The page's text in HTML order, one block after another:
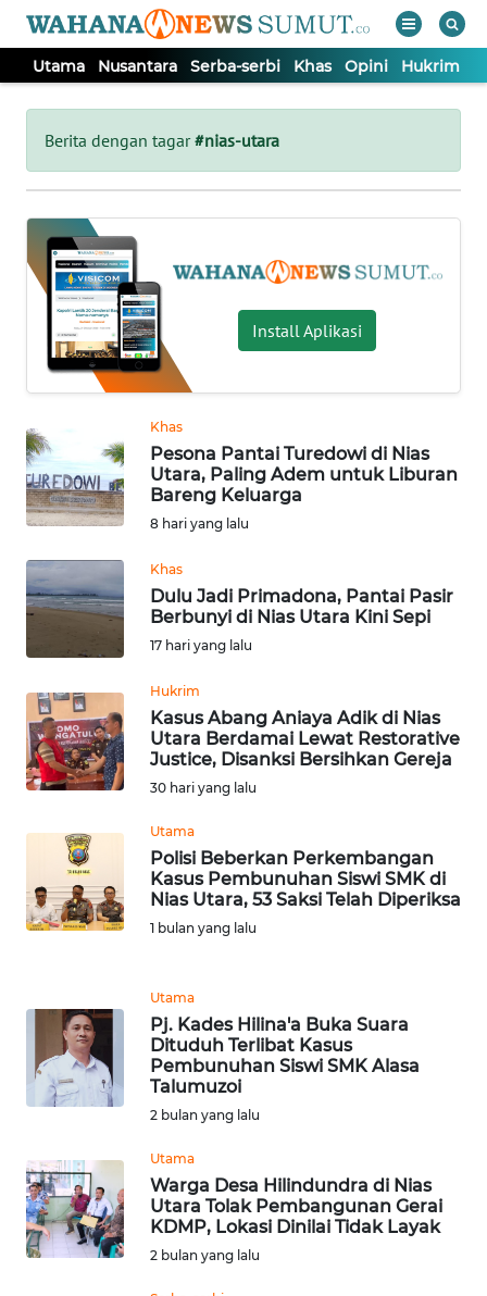
Utama Nusantara Serba-serbi Khas Opini Hukrim
Berita dengan tagar#nias-utara
Install Aplikasi
Khas
Pesona Pantai Turedowi di Nias
Utara, Paling Adem untuk Liburan
Bareng Keluarga
8 hari yang lalu
Khas
Dulu Jadi Primadona, Pantai Pasir
Berbunyi di Nias Utara Kini Sepi
17 hari yang lalu
Hukrim
Kasus Abang Aniaya Adik di Nias
Utara Berdamai Lewat Restorative
Justice, Disanksi Bersihkan Gereja
30 hari yang lalu
Utama
Polisi Beberkan Perkembangan
Kasus Pembunuhan Siswi SMK di
Nias Utara, 53 Saksi Telah Diperiksa
1 bulan yang lalu
Utama
Pj. Kades Hilina'a Buka Suara
Dituduh Terlibat Kasus
Pembunuhan Siswi SMK Alasa
Talumuzoi
2 bulan yang lalu
Utama
Warga Desa Hilindundra di Nias
Utara Tolak Pembangunan Gerai
KDMP, Lokasi Dinilai Tidak Layak
2 bulan yang lalu
Tutup
UTAMA
NUSANTARA
SERBA-
SERBI
KHAS
OPINI
HUKRIM
PERISTIWA
Informasi
BERITA
KONTAK
KAMI
IKLAN
TENTANG
PEDOMAN
MEDIA
SIBER
REDAKSI
KARIR
DISCLAIMER